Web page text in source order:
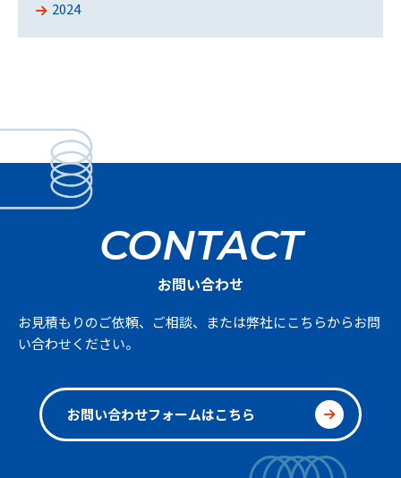
2024
CONTACT
お問い合わせ
お見積もりのご依頼、ご相談、または弊社にこちらからお問
い合わせください。
お問い合わせフォームはこちら